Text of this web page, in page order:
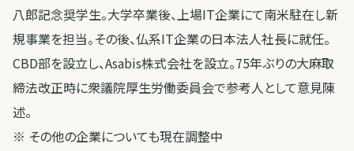
八郎記念奨学生。大学卒業後、上場IT企業にて南米駐在し新
規事業を担当。その後、仏系IT企業の日本法人社長に就任。
CBD部を設立し、Asabis株式会社を設立。75年ぶりの大麻取
締法改正時に衆議院厚生労働委員会で参考人として意見陳
述。
※ その他の企業についても現在調整中